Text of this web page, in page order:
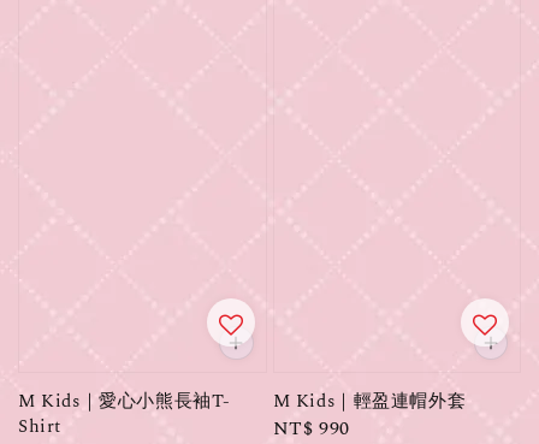
M Kids｜愛心小熊長袖T-
Shirt
M Kids｜輕盈連帽外套
Regular
NT$ 990